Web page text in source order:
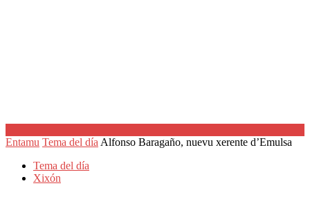
Entamu Tema del día Alfonso Baragaño, nuevu xerente d’Emulsa
Tema del día
Xixón